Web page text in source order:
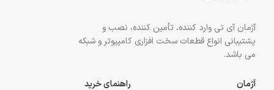
آژمان آی تی وارد کننده، تأمین کننده، نصب و
پشتیبانی انواع قطعات سخت افزاری کامپیوتر و شبکه
می باشد.
آژمان راهنمای خرید